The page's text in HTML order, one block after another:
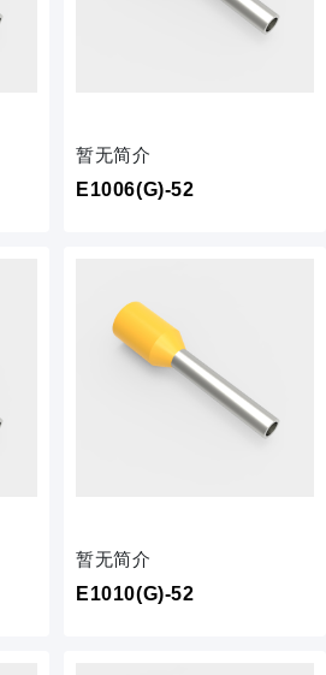
暂无简介
E1006(G)-52
暂无简介
E1010(G)-52